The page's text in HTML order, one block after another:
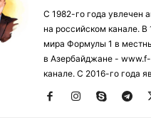
С 1982-го года увлечен
на российском канале. В
мира Формулы 1 в
в Азербайджане -
канале. С 2016-го года